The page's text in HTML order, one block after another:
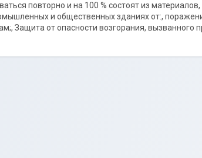
повторно и на 100 % состоят из
и общественных зданиях от:,
Защита от опасности возгорания, вызванного